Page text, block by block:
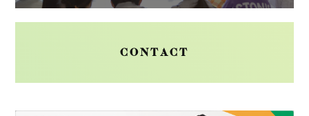
CONTACT